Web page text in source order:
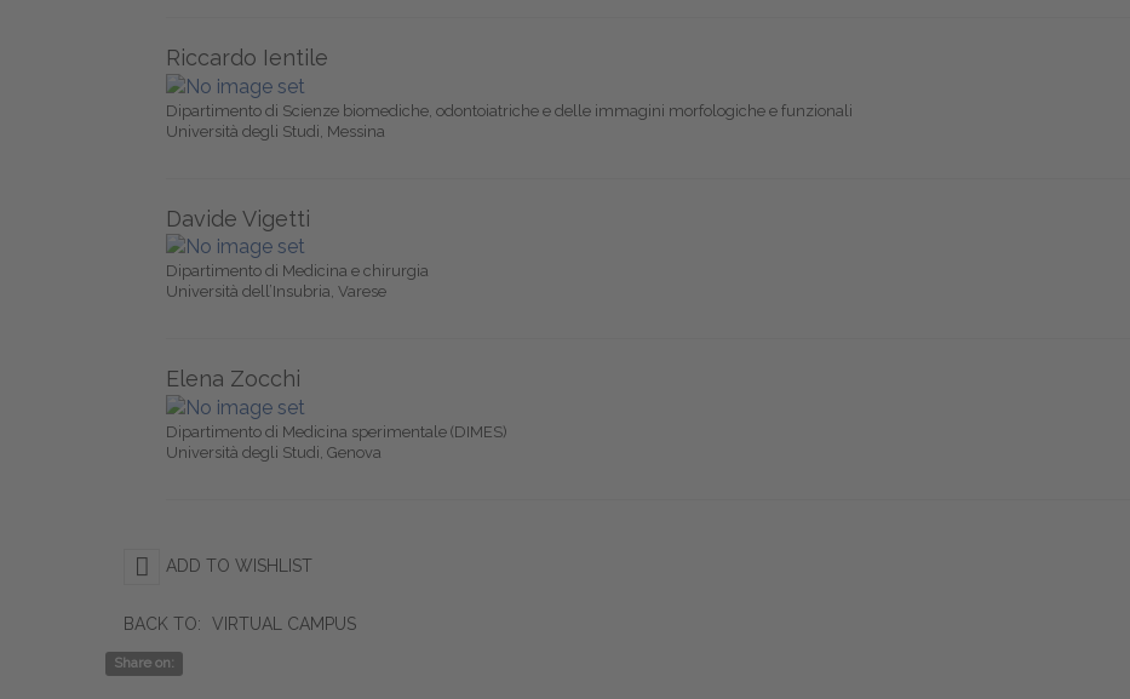
Riccardo Ientile
Dipartimento di Scienze biomediche, odontoiatriche e delle immagini morfologiche e funzionali
Università degli Studi, Messina
Davide Vigetti
Dipartimento di Medicina e chirurgia
Università dell’Insubria, Varese
Elena Zocchi
Dipartimento di Medicina sperimentale (DIMES)
Università degli Studi, Genova
ADD TO WISHLIST
BACK TO: VIRTUAL CAMPUS
Share on: